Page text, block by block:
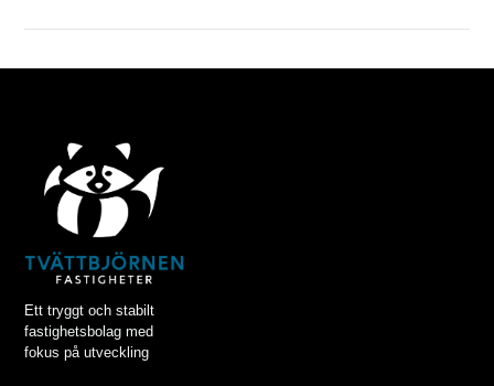
Ett tryggt och stabilt
fastighetsbolag med
fokus på utveckling